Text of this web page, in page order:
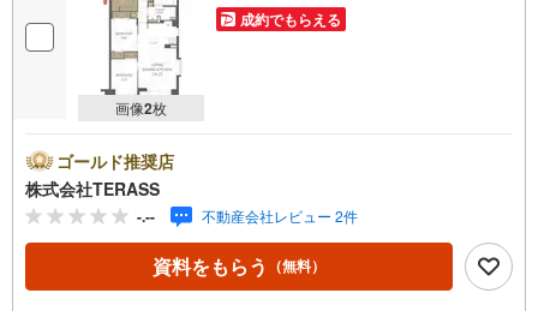
画像2枚
成約でもらえる
ゴールド推奨店
株式会社TERASS
-.-- 不動産会社レビュー 2件
資料をもらう （無料）